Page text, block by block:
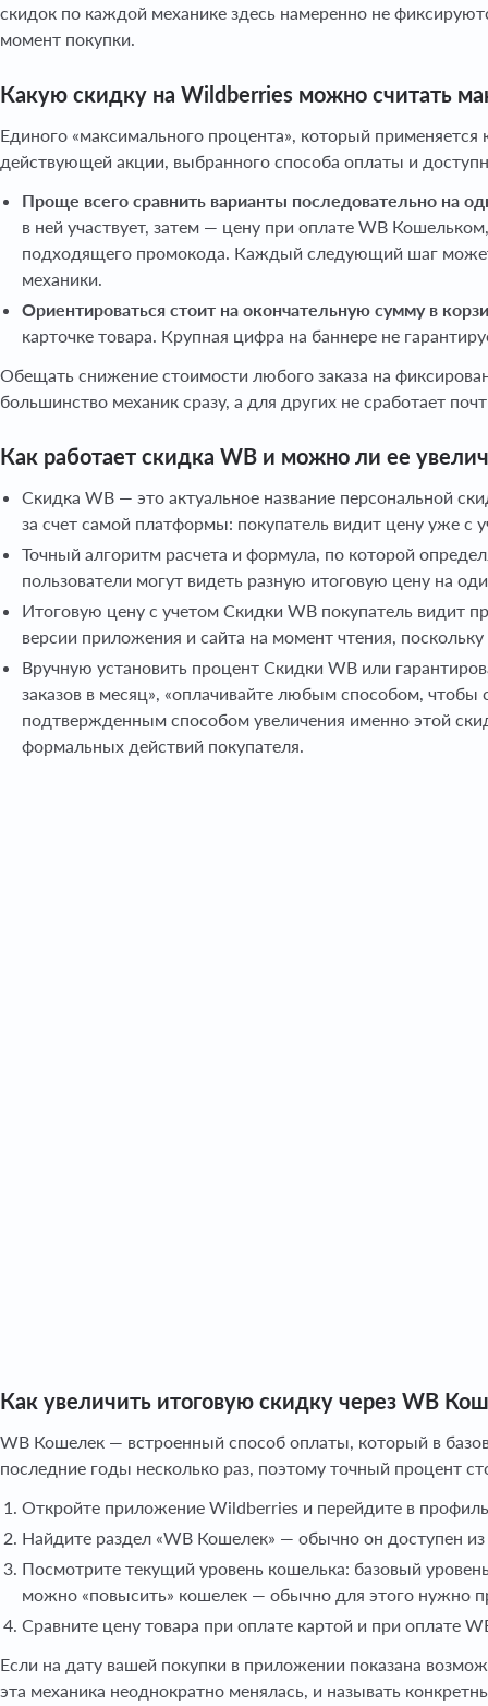
скидок по каждой механике здесь намеренно не
момент покупки.
Какую скидку на Wildberries можно считать
Единого «максимального процента», который применяется
действующей акции, выбранного способа оплаты и
Проще всего сравнить варианты последовательно на
в ней участвует, затем — цену при оплате WB
подходящего промокода. Каждый следующий шаг может
механики.
Ориентироваться стоит на окончательную сумму в
карточке товара. Крупная цифра на баннере не
Обещать снижение стоимости любого заказа на
большинство механик сразу, а для других не сработает
Как работает скидка WB и можно ли ее
Скидка WB — это актуальное название персональной
за счет самой платформы: покупатель видит цену уже с
Точный алгоритм расчета и формула, по которой
пользователи могут видеть разную итоговую цену на
Итоговую цену с учетом Скидки WB покупатель видит
версии приложения и сайта на момент чтения,
Вручную установить процент Скидки WB или
заказов в месяц», «оплачивайте любым способом, чтобы
подтвержденным способом увеличения именно этой
формальных действий покупателя.
Как увеличить итоговую скидку через WB
WB Кошелек — встроенный способ оплаты, который в
последние годы несколько раз, поэтому точный процент
Откройте приложение Wildberries и перейдите в
Найдите раздел «WB Кошелек» — обычно он доступен
Посмотрите текущий уровень кошелька: базовый
можно «повысить» кошелек — обычно для этого нужно
Сравните цену товара при оплате картой и при оплате
Если на дату вашей покупки в приложении показана
эта механика неоднократно менялась, и называть